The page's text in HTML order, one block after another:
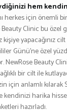
hem
herkes için önemli
Beauty Clinic bu özel
yapacağınız
Günü’ne özel
NewRose Beauty
bir cilt ile
için anlamlı kılarak
kendinizi harika
hazırladı.